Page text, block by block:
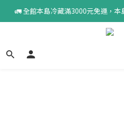
🚛 全館本島冷藏滿3000元免運，